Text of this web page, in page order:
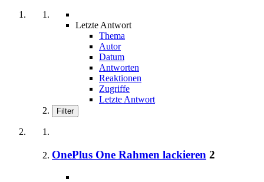
Letzte Antwort
Thema
Autor
Datum
Antworten
Reaktionen
Zugriffe
Letzte Antwort
Filter
OnePlus One Rahmen lackieren 2